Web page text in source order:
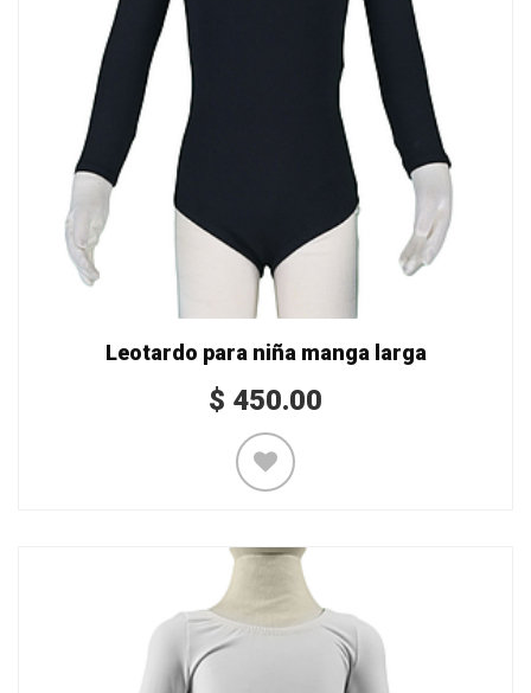
Leotardo para niña manga larga
$ 450.00